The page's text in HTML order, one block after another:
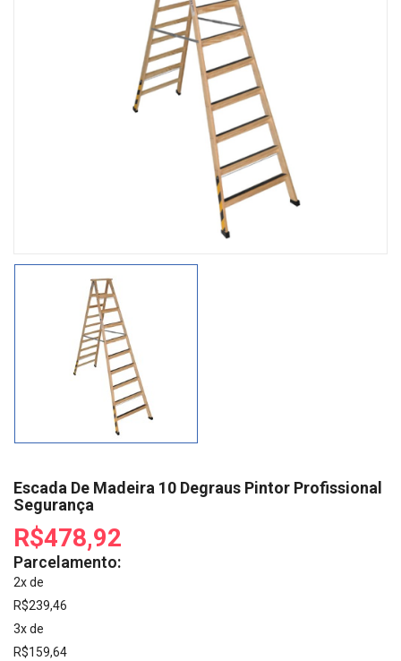
Escada De Madeira 10 Degraus Pintor Profissional
Segurança
R$478,92
Parcelamento:
2x de
R$239,46
3x de
R$159,64